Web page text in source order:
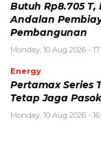
Butuh Rp8.705
Andalan
Pembangunan
Monday, 10 Aug 2026 -
Energy
Pertamax Series
Tetap Jaga
Monday, 10 Aug 2026 -